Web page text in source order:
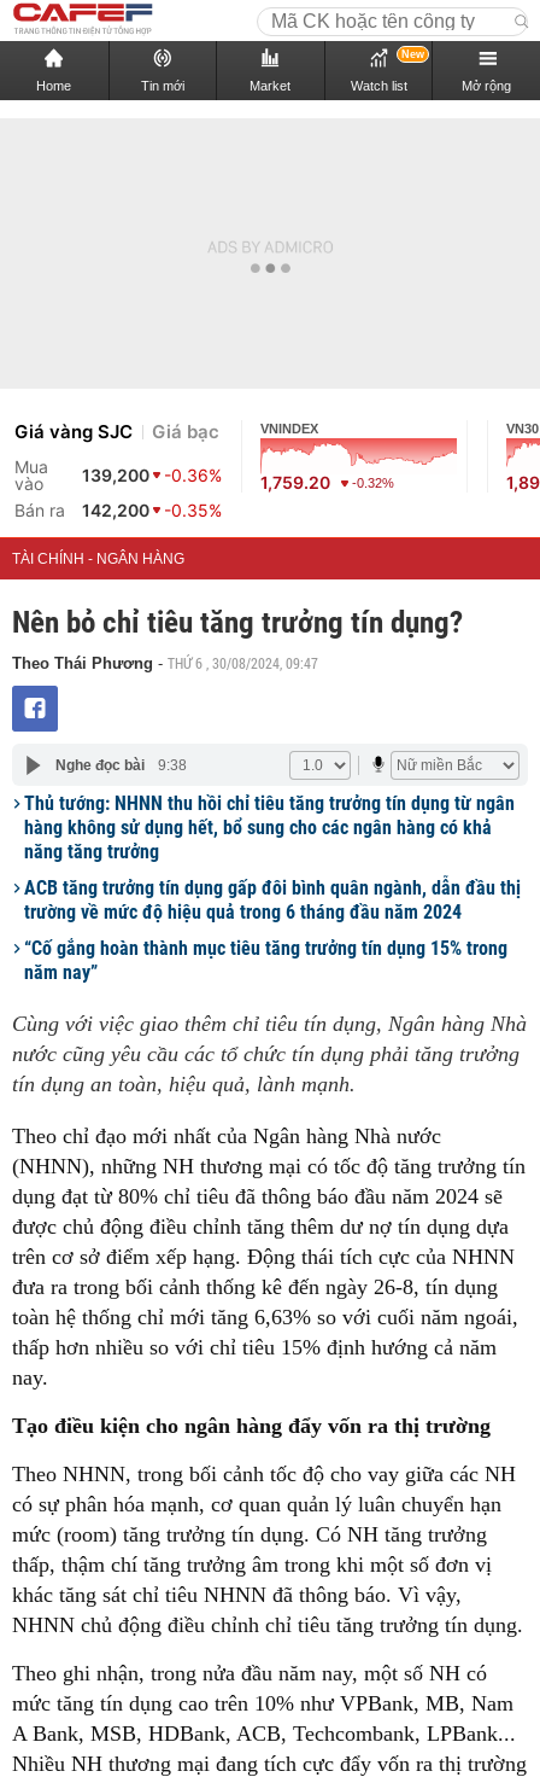
Home Tin mới Market Watch list
New
Mở rộng
Giá vàng SJC Giá bạc
Mua
vào
139,200
-0.36%
Bán ra
142,200 -0.35%
VNINDEX
1,759.20 -0.32%
VN30
TÀI CHÍNH - NGÂN HÀNG
Nên bỏ chỉ tiêu tăng trưởng tín dụng?
Theo Thái Phương - THỨ 6 , 30/08/2024, 09:47
Nghe đọc bài 9:38
Thủ tướng: NHNN thu hồi chỉ tiêu tăng trưởng tín dụng từ ngân
hàng không sử dụng hết, bổ sung cho các ngân hàng có khả
năng tăng trưởng
ACB tăng trưởng tín dụng gấp đôi bình quân ngành, dẫn đầu thị
trường về mức độ hiệu quả trong 6 tháng đầu năm 2024
“Cố gắng hoàn thành mục tiêu tăng trưởng tín dụng 15% trong
năm nay”
Cùng với việc giao thêm chỉ tiêu tín dụng, Ngân hàng Nhà
nước cũng yêu cầu các tổ chức tín dụng phải tăng trưởng
tín dụng an toàn, hiệu quả, lành mạnh.
Theo chỉ đạo mới nhất của Ngân hàng Nhà nước
(NHNN), những NH thương mại có tốc độ tăng trưởng tín
dụng đạt từ 80% chỉ tiêu đã thông báo đầu năm 2024 sẽ
được chủ động điều chỉnh tăng thêm dư nợ tín dụng dựa
trên cơ sở điểm xếp hạng. Động thái tích cực của NHNN
đưa ra trong bối cảnh thống kê đến ngày 26-8, tín dụng
toàn hệ thống chỉ mới tăng 6,63% so với cuối năm ngoái,
thấp hơn nhiều so với chỉ tiêu 15% định hướng cả năm
nay.
Tạo điều kiện cho ngân hàng đẩy vốn ra thị trường
Theo NHNN, trong bối cảnh tốc độ cho vay giữa các NH
có sự phân hóa mạnh, cơ quan quản lý luân chuyển hạn
mức (room) tăng trưởng tín dụng. Có NH tăng trưởng
thấp, thậm chí tăng trưởng âm trong khi một số đơn vị
khác tăng sát chỉ tiêu NHNN đã thông báo. Vì vậy,
NHNN chủ động điều chỉnh chỉ tiêu tăng trưởng tín dụng.
Theo ghi nhận, trong nửa đầu năm nay, một số NH có
mức tăng tín dụng cao trên 10% như VPBank, MB, Nam
A Bank, MSB, HDBank, ACB, Techcombank, LPBank...
Nhiều NH thương mại đang tích cực đẩy vốn ra thị trường